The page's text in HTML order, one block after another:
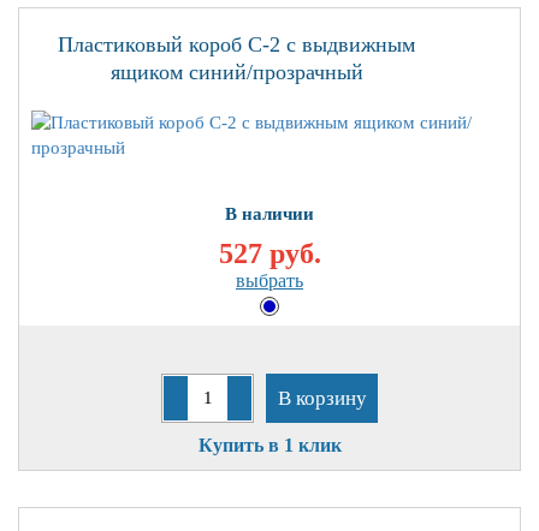
Пластиковый короб С-2 с выдвижным
ящиком синий/прозрачный
В наличии
527 руб.
выбрать
В корзину
Купить в 1 клик